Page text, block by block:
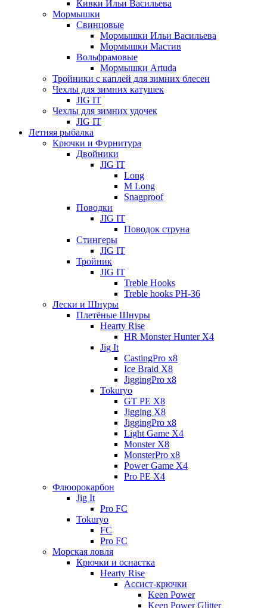
Кивки Ильи Васильева
Мормышки
Свинцовые
Мормышки Ильи Васильева
Мормышки Мастив
Вольфрамовые
Мормышки Artuda
Тройники с каплей для зимних блесен
Чехлы для зимних катушек
JIG IT
Чехлы для зимних удочек
JIG IT
Летняя рыбалка
Крючки и Фурнитура
Двойники
JIG IT
Long
M Long
Snagproof
Поводки
JIG IT
Поводок струна
Стингеры
JIG IT
Тройник
JIG IT
Treble Hooks
Treble hooks PH-36
Лески и Шнуры
Плетёные Шнуры
Hearty Rise
HR Monster Hunter X4
Jig It
CastingPro x8
Ice Braid X8
JiggingPro x8
Tokuryo
GT PE X8
Jigging X8
JiggingPro x8
Light Game X4
Monster X8
MonsterPro x8
Power Game X4
Pro PE X4
Флюорокарбон
Jig It
Pro FC
Tokuryo
FC
Pro FC
Морская ловля
Крючки и оснастка
Hearty Rise
Ассист-крючки
Keen Power
Keen Power Glitter